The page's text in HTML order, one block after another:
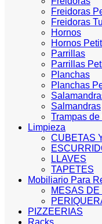
Freidoras
Freidoras
Hornos
Hornos Petit
Parrillas
Parrillas
Planchas
Planchas
Salmandras
Trampas de
Limpieza
CUBETAS
LLAVES
TAPETES
Mobiliario Para
MESAS
PIZZEERIAS
Racks